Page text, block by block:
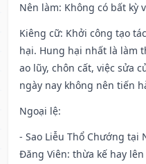
Nên làm: Không có bất kỳ
Kiêng cữ: Khởi công tạo
hại. Hung hại nhất là làm
ao lũy, chôn cất, việc sửa
ngày nay không nên tiến
Ngoại lệ:
- Sao Liễu Thổ Chướng tại
Đăng Viên: thừa kế hay